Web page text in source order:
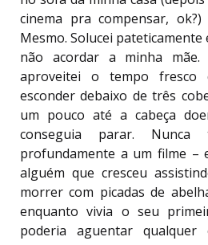
cinema pra compensar,
Mesmo. Solucei
não acordar a minha
aproveitei o tempo
esconder debaixo de três
um pouco até a cabeça
conseguia parar.
profundamente a um filme –
alguém que cresceu
morrer com picadas de
enquanto vivia o seu
poderia aguentar